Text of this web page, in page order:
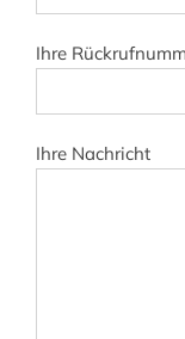
Ihre
Ihre Nachricht